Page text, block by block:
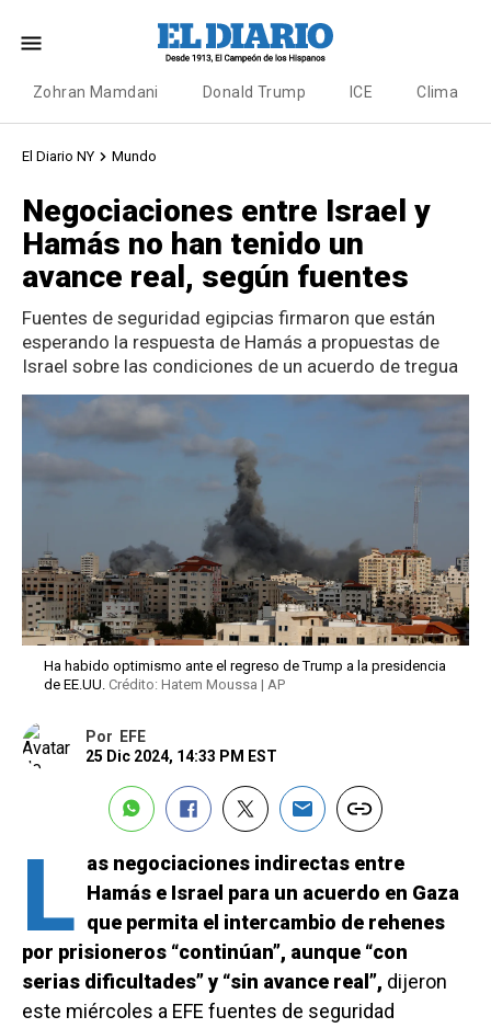
Zohran Mamdani Donald Trump ICE Clima
El Diario NY Mundo
Negociaciones entre Israel y
Hamás no han tenido un
avance real, según fuentes
Fuentes de seguridad egipcias firmaron que están
esperando la respuesta de Hamás a propuestas de
Israel sobre las condiciones de un acuerdo de tregua
Ha habido optimismo ante el regreso de Trump a la presidencia
de EE.UU. Crédito: Hatem Moussa | AP
Por
EFE
25 Dic 2024, 14:33 PM EST
L as negociaciones indirectas entre
Hamás e Israel para un acuerdo en Gaza
que permita el intercambio de rehenes
por prisioneros “continúan”, aunque “con
serias dificultades” y “sin avance real”, dijeron
este miércoles a EFE fuentes de seguridad